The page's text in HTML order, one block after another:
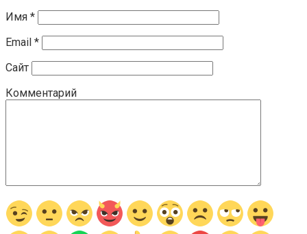
Имя *
Email *
Сайт
Комментарий